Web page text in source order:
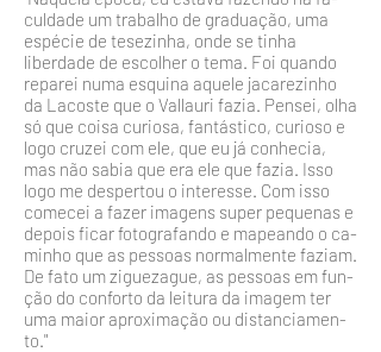
culdade um trabalho de graduação, uma
espécie de tesezinha, onde se tinha
liberda­de de escolher o tema. Foi quando
reparei numa esquina aquele jacarezinho
da La­coste que o Vallauri fazia. Pensei, olha
só que coisa curiosa, fantástico, curioso e
logo cruzei com ele, que eu já conhecia,
mas não sabia que era ele que fazia. Isso
logo me despertou o interesse. Com isso
come­cei a fazer imagens super pequenas e
de­pois ficar fotografando e mapeando o ca­
minho que as pessoas normalmente faziam.
De fato um ziguezague, as pessoas em fun­
ção do conforto da leitura da imagem ter
uma maior aproximação ou distanciamen­
to."